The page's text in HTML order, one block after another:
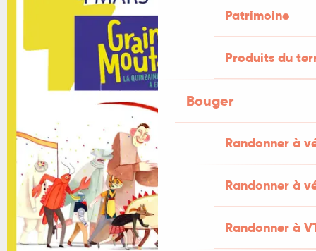
Patrimoine
Produits du
Bouger
Randonner à
Randonner à
Randonner à